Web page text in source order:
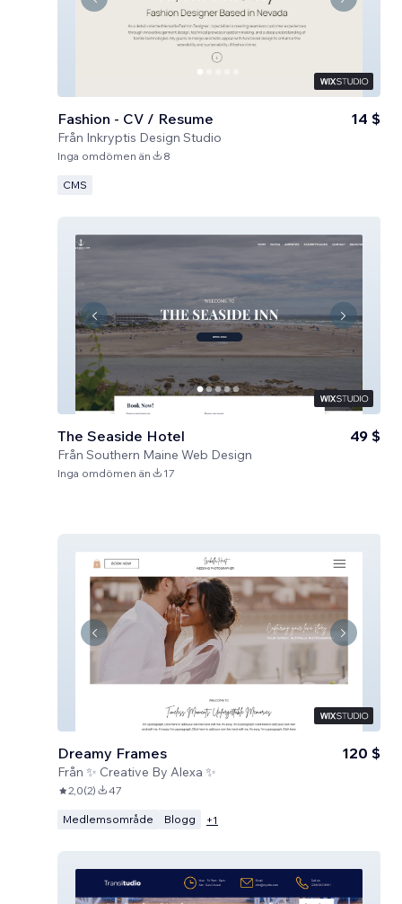
Fashion - CV / Resume
Från Inkryptis Design Studio
14 $
Inga omdömen än 8
CMS
The Seaside Hotel
Från Southern Maine Web Design
49 $
Inga omdömen än 17
Dreamy Frames
Från ✨ Creative By Alexa ✨
120 $
2,0(2) 47
Medlemsområde Blogg +1